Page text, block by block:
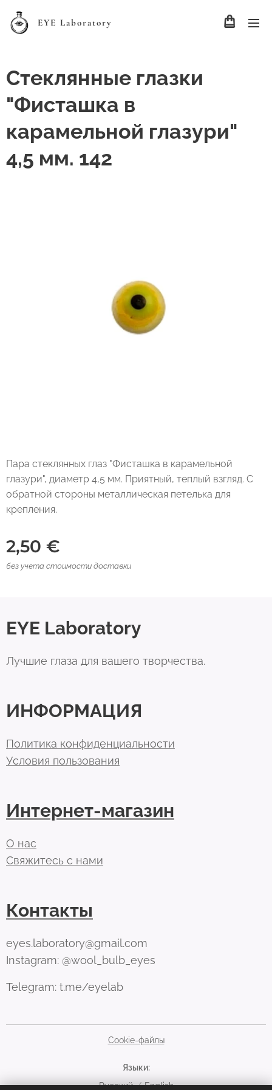
EYE Laboratory
Стеклянные глазки
"Фисташка в
карамельной глазури"
4,5 мм. 142
Пара стеклянных глаз "Фисташка в карамельной
глазури", диаметр 4,5 мм. Приятный, теплый взгляд. С
обратной стороны металлическая петелька для
крепления.
2,50 €
без учета стоимости доставки
EYE Laboratory
Лучшие глаза для вашего творчества.
ИНФОРМАЦИЯ
Политика конфиденциальности
Условия пользования
Интернет-магазин
О нас
Свяжитесь с нами
Контакты
eyes.laboratory@gmail.com
Instagram: @wool_bulb_eyes
Telegram: t.me/eyelab
Cookie-файлы
Языки
Русский
English